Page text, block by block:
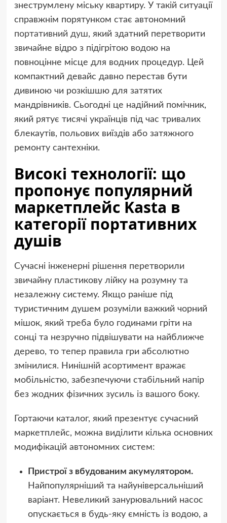
знеструмлену міську квартиру. У такій ситуації
справжнім порятунком стає автономний
портативний душ, який здатний перетворити
звичайне відро з підігрітою водою на
повноцінне місце для водних процедур. Цей
компактний девайс давно перестав бути
дивиною чи розкішшю для затятих
мандрівників. Сьогодні це надійний помічник,
який рятує тисячі українців під час тривалих
блекаутів, польових виїздів або затяжного
ремонту сантехніки.
Високі технології: що
пропонує популярний
маркетплейс Kasta в
категорії портативних
душів
Сучасні інженерні рішення перетворили
звичайну пластикову лійку на розумну та
незалежну систему. Якщо раніше під
туристичним душем розуміли важкий чорний
мішок, який треба було годинами гріти на
сонці та незручно підвішувати на найближче
дерево, то тепер правила гри абсолютно
змінилися. Нинішній асортимент вражає
мобільністю, забезпечуючи стабільний напір
без жодних фізичних зусиль із вашого боку.
Гортаючи каталог, який презентує сучасний
маркетплейс, можна виділити кілька основних
модифікацій автономних систем:
Пристрої з вбудованим акумулятором.
Найпопулярніший та найуніверсальніший
варіант. Невеликий занурювальний насос
опускається в будь-яку ємність із водою, а